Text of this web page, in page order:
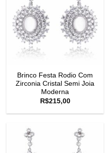
Brinco Festa Rodio Com
Zirconia Cristal Semi Joia
Moderna
R$215,00